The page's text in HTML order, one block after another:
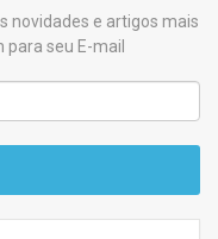
novidades e artigos mais
seu E-mail